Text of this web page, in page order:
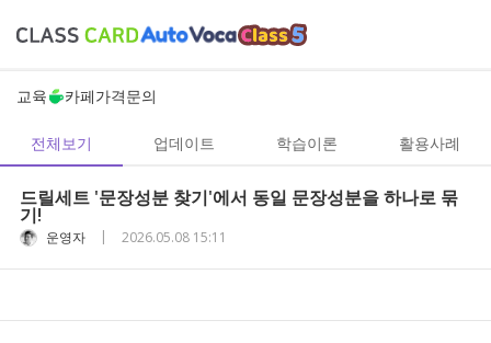
교육 카페가격문의
전체보기 업데이트 학습이론 활용사례
드릴세트 '문장성분 찾기'에서 동일 문장성분을 하나로 묶
기!
운영자 | 2026.05.08 15:11